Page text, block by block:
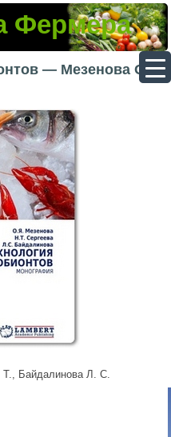
Фермера
— Мезенова О.
Байдалинова Л. С.